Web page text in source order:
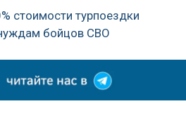
стоимости турпоездки
бойцов СВО